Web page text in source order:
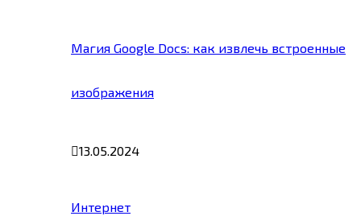
Магия Google Docs: как извлечь встроенные
изображения
13.05.2024
Интернет